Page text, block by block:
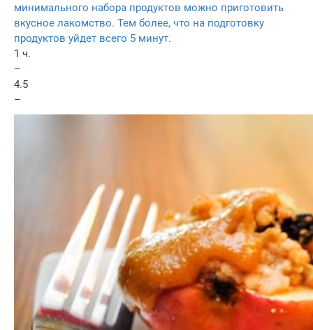
минимального набора продуктов можно приготовить
вкусное лакомство. Тем более, что на подготовку
продуктов уйдет всего 5 минут.
1 ч.
–
4.5
–